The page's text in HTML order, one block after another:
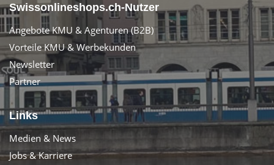
Swissonlineshops.ch-Nutzer
Angebote KMU & Agenturen (B2B)
Vorteile KMU & Werbekunden
Newsletter
Partner
Links
Medien & News
Jobs & Karriere